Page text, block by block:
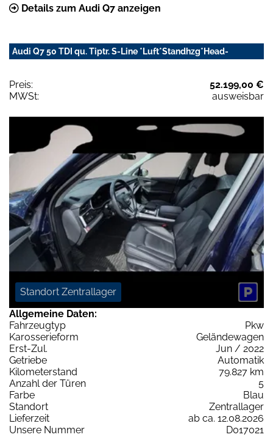
Details zum Audi Q7 anzeigen
Audi Q7 50 TDI qu. Tiptr. S-Line *Luft*Standhzg*Head-
Preis:
52.199,00 €
MWSt:
ausweisbar
Standort Zentrallager
Allgemeine Daten:
Fahrzeugtyp
Pkw
Karosserieform
Geländewagen
Erst-Zul.
Jun / 2022
Getriebe
Automatik
Kilometerstand
79.827 km
Anzahl der Türen
5
Farbe
Blau
Standort
Zentrallager
Lieferzeit
ab ca. 12.08.2026
Unsere Nummer
D017021